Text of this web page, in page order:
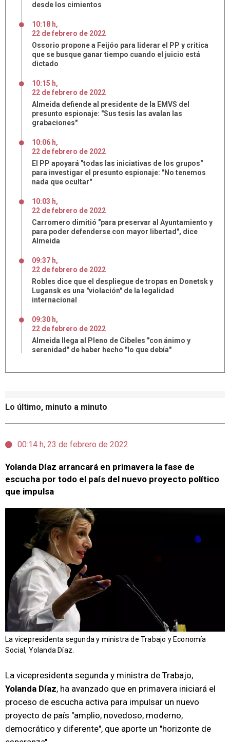
Lo último, minuto a minuto
00:14 h, 23 de febrero de 2022
Yolanda Díaz arrancará en primavera la fase de
escucha por todo el país del nuevo proyecto político
que impulsa
La vicepresidenta segunda y ministra de Trabajo y Economía
Social, Yolanda Díaz.
La vicepresidenta segunda y ministra de Trabajo,
Yolanda Díaz, ha avanzado que en primavera iniciará el
proceso de escucha activa para impulsar un nuevo
proyecto de país "amplio, novedoso, moderno,
democrático y diferente", que aporte un "horizonte de
desde los cimientos
10:18 h,
22 defebrero de 2022
Ossorio propone a Feijóo para liderar el PP y critica
que se busque ganar tiempo cuando el juicio está
dictado
10:15 h,
22 defebrero de 2022
Almeida defiende al presidente de la EMVS del
presunto espionaje: "Sus tesis las avalan las
grabaciones"
10:06 h,
22 defebrero de 2022
El PP apoyará "todas las iniciativas de los grupos"
para investigar el presunto espionaje: "No tenemos
nada que ocultar"
10:03 h,
22 defebrero de 2022
Carromero dimitió "para preservar al Ayuntamiento y
para poder defenderse con mayor libertad", dice
Almeida
09:37 h,
22 defebrero de 2022
Robles dice que el despliegue de tropas en Donetsk y
Lugansk es una "violación" de la legalidad
internacional
09:30 h,
22 defebrero de 2022
Almeida llega al Pleno de Cibeles "con ánimo y
serenidad" de haber hecho "lo que debía"